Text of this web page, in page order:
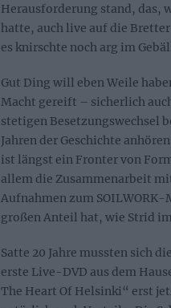
Herausforderung stand, das,
hatte, auch live auf die
es knirschte noch arg im
Gut Ding will eben Weile
Macht gereift – sicherlich
stetigen Besetzungswechsel
Jahren der Geschichte
ist längst ein Fronter von
allem die Zusammenarbeit
Aufnahmen zum
großen Anteil hat, wie Strid
Satte 20 Jahre mussten sich
erste Live-DVD aus dem
The Heart Of Helsinki“ erst